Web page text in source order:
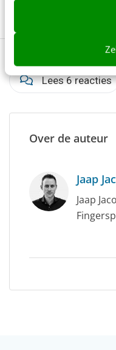
Lees 6 reacties
Over de auteur
Jaap
Jaap